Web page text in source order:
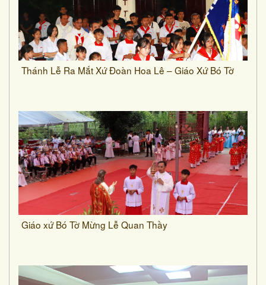
Thánh Lễ Ra Mắt Xứ Đoàn Hoa Lê – Giáo Xứ Bó Tờ
Giáo xứ Bó Tờ Mừng Lễ Quan Thầy